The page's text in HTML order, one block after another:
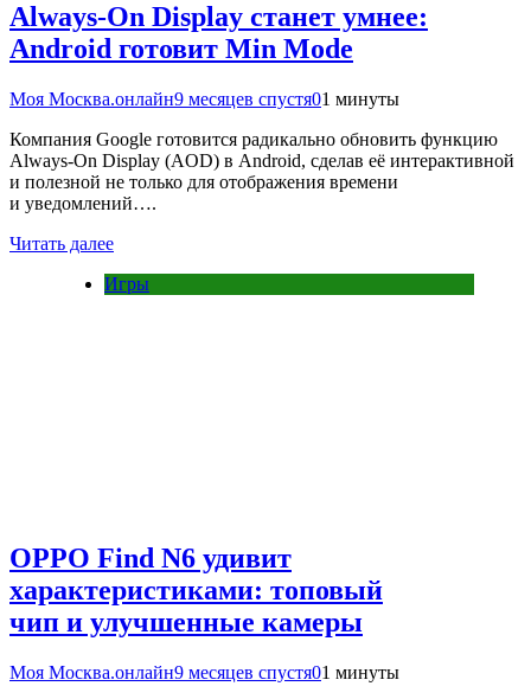
Always-On Display станет умнее:
Android готовит Min Mode
Моя Москва.онлайн9 месяцев спустя01 минуты
Компания Google готовится радикально обновить функцию
Always-On Display (AOD) в Android, сделав её интерактивной
и полезной не только для отображения времени
и уведомлений….
Читать далее
Игры
OPPO Find N6 удивит
характеристиками: топовый
чип и улучшенные камеры
Моя Москва.онлайн9 месяцев спустя01 минуты